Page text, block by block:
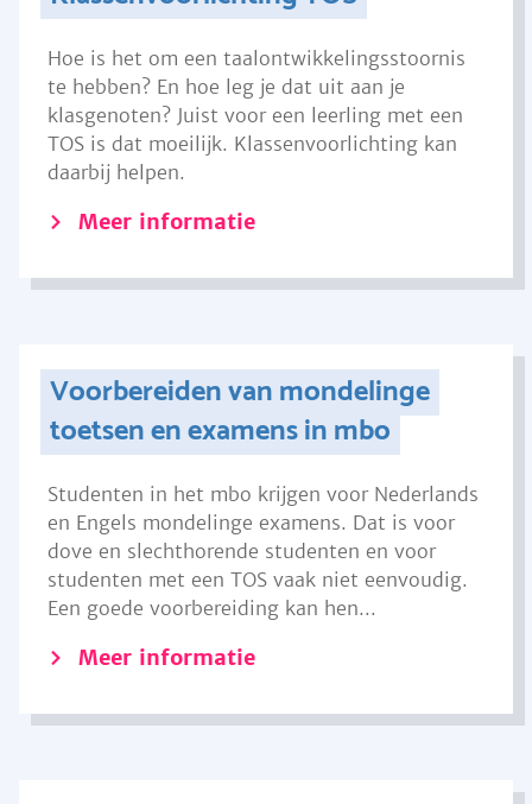
Hoe is het om een taalontwikkelingsstoornis
te hebben? En hoe leg je dat uit aan je
klasgenoten? Juist voor een leerling met een
TOS is dat moeilijk. Klassenvoorlichting kan
daarbij helpen.
Meer informatie
Voorbereiden van mondelinge
toetsen en examens in mbo
Studenten in het mbo krijgen voor Nederlands
en Engels mondelinge examens. Dat is voor
dove en slechthorende studenten en voor
studenten met een TOS vaak niet eenvoudig.
Een goede voorbereiding kan hen...
Meer informatie